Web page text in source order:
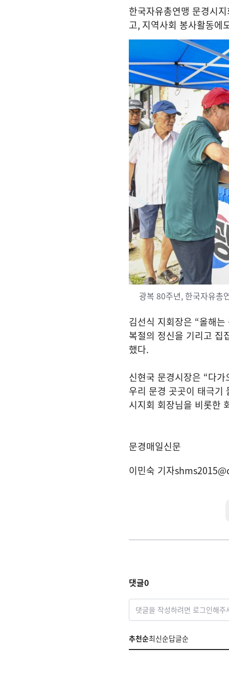
한국자유총연맹 문경시
고, 지역사회 봉사활동에
광복 80주년, 한국자유총
김선식 지회장은 “올해
복절의 정신을 기리고 집
했다.
신현국 문경시장은 “다가
우리 문경 곳곳이 태극기
시지회 회장님을 비롯한
문경매일신문
이민숙 기자
댓글0
댓글을 작성하려면 로그인해주
추천순최신순답글순